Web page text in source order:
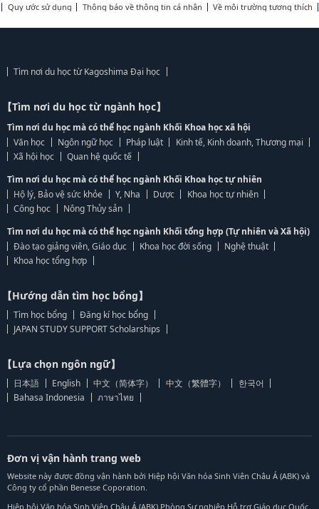
Quy ước sử dụng
Thông báo về thông tin cá nhân Về môi trường tương thích
Tìm nơi du học từ Kagoshima Đại học
【Tìm nơi du học từ ngành học】
Tìm nơi du học mà có thể học ngành Khối Khoa học xã hội
Văn học
Ngôn ngữ học Pháp luật
Kinh tế, Kinh doanh, Thương mại
Xã hội học
Quan hệ quốc tế
Tìm nơi du học mà có thể học ngành Khối Khoa học tự nhiên
Hộ lý, Bảo vệ sức khỏe
Y, Nha Dược
Khoa học tự nhiên
Công học
Nông Thủy sản
Tìm nơi du học mà có thể học ngành Khối tổng hợp (Tự nhiên và Xã hội)
Đào tạo giảng viên, Giáo dục
Khoa học đời sống
Nghệ thuật
Khoa học tổng hợp
【Hướng dẫn tìm học bổng】
Tìm học bổng
Đăng kí học bổng
JAPAN STUDY SUPPORT Scholarships
【Lựa chọn ngôn ngữ】
日本語 English 中文（简体字） 中文（繁體字）
한국어
Bahasa Indonesia
ภาษาไทย
Đơn vị vận hành trang web
Website này được đồng vận hành bởi Hiệp hội Văn hóa Sinh Viên Châu Á (ABK) và
Công ty cổ phần Benesse Coporation.
Hiệp hội Văn hóa Sinh Viên Châu Á (ABK) Phòng Sự nghiệp Hỗ trợ Giáo dục Quốc